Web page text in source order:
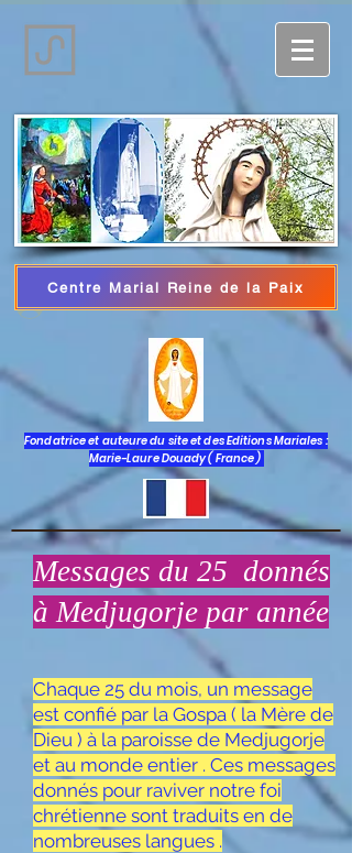
Iniciar sesión
Centre Marial Reine de la Paix
Fondatrice et auteure du site et des Editions Mariales :
Marie-Laure Douady ( France )
Messages du 25 donnés
à Medjugorje par année
Chaque 25 du mois, un message
est confié par la Gospa ( la Mère de
Dieu ) à la paroisse de Medjugorje
et au monde entier . Ces messages
donnés pour raviver notre foi
chrétienne sont traduits en de
nombreuses langues .